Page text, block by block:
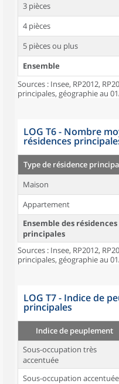
3 pièces
4 pièces
5 pièces ou plus
Ensemble
Sources : Insee, RP2012,
principales, géographie au
LOG T6 - Nombre
résidences
Type de résidence
Maison
Appartement
Ensemble des résidences
principales
Sources : Insee, RP2012,
principales, géographie au
LOG T7 - Indice de
principales
Indice de peuplement
Sous-occupation très
accentuée
Sous-occupation accentuée